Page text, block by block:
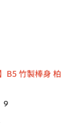
B5 竹製棒身 柏